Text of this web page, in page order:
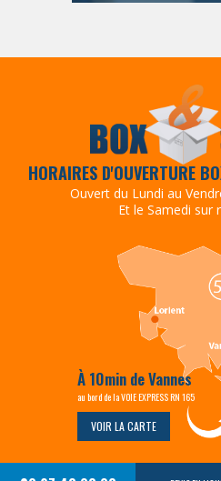
HORAIRES D'OUVERTURE
Ouvert du Lundi au
Et le Samedi sur
À 10min de Vannes
au bord de la VOIE EXPRESS RN 165
VOIR LA CARTE